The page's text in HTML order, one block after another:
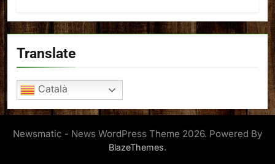
Translate
Català
Newsmatic - News WordPress Theme 2026. Powered By
BlazeThemes.